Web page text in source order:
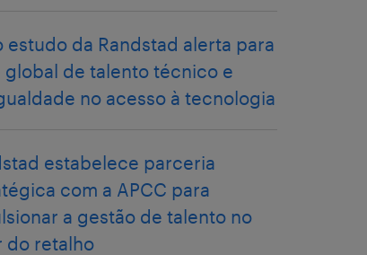
estudo da Randstad alerta para
global de talento técnico e
no acesso à tecnologia
estabelece parceria
com a APCC para
a gestão de talento no
do retalho